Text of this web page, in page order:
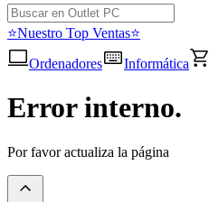
⭐Nuestro Top Ventas⭐
Ordenadores
Informática
Error interno.
Por favor actualiza la página